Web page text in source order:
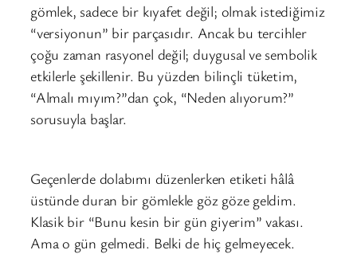
gömlek, sadece bir kıyafet değil; olmak istediğimiz
“versiyonun” bir parçasıdır. Ancak bu tercihler
çoğu zaman rasyonel değil; duygusal ve sembolik
etkilerle şekillenir. Bu yüzden bilinçli tüketim,
“Almalı mıyım?”dan çok, “Neden alıyorum?”
sorusuyla başlar.
Geçenlerde dolabımı düzenlerken etiketi hâlâ
üstünde duran bir gömlekle göz göze geldim.
Klasik bir “Bunu kesin bir gün giyerim” vakası.
Ama o gün gelmedi. Belki de hiç gelmeyecek.